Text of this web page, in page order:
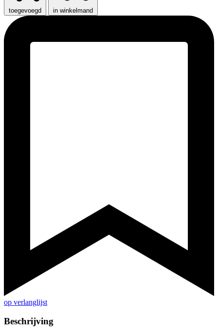
toegevoegd in winkelmand
op verlanglijst
Beschrijving